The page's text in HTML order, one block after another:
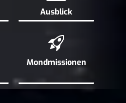
Ausblick
Mond­missionen